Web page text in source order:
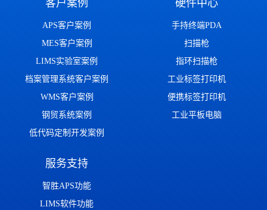
客户案例
APS客户案例
MES客户案例
LIMS实验室案例
档案管理系统客户案例
WMS客户案例
钢贸系统案例
低代码定制开发案例
硬件中心
手持终端PDA
扫描枪
指环扫描枪
工业标签打印机
便携标签打印机
工业平板电脑
服务支持
智胜APS功能
LIMS软件功能